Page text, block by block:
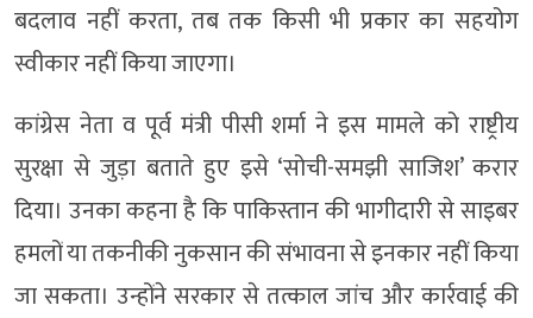
बदलाव नहीं करता, तब तक किसी भी प्रकार का सहयोग
स्वीकार नहीं किया जाएगा।
कांग्रेस नेता व पूर्व मंत्री पीसी शर्मा ने इस मामले को राष्ट्रीय
सुरक्षा से जुड़ा बताते हुए इसे ‘सोची-समझी साजिश’ करार
दिया। उनका कहना है कि पाकिस्तान की भागीदारी से साइबर
हमलों या तकनीकी नुकसान की संभावना से इनकार नहीं किया
जा सकता। उन्होंने सरकार से तत्काल जांच और कार्रवाई की